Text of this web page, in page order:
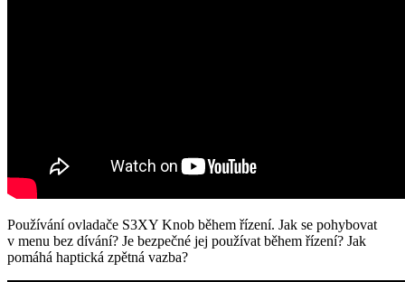
Používání ovladače S3XY Knob během řízení. Jak se pohybovat
v menu bez dívání? Je bezpečné jej používat během řízení? Jak
pomáhá haptická zpětná vazba?